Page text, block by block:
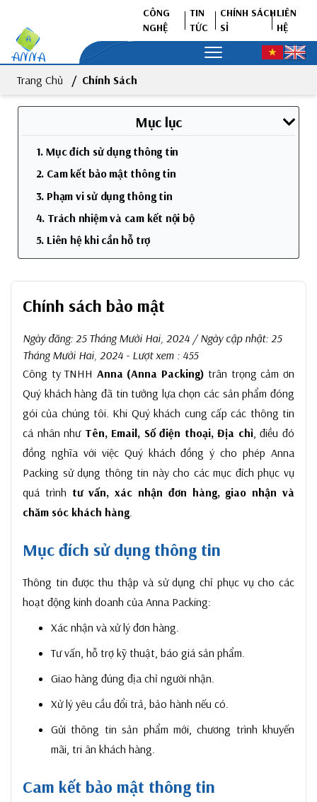
CÔNG
NGHỆ
TIN
TỨC
CHÍNH SÁCH
SỈ
LIÊN
HỆ
Trang Chủ Chính Sách
Mục lục
1. Mục đích sử dụng thông tin
2. Cam kết bảo mật thông tin
3. Phạm vi sử dụng thông tin
4. Trách nhiệm và cam kết nội bộ
5. Liên hệ khi cần hỗ trợ
Chính sách bảo mật
Ngày đăng: 25 Tháng Mười Hai, 2024 / Ngày cập nhật: 25
Tháng Mười Hai, 2024 - Lượt xem : 455
Công ty TNHH Anna (Anna Packing) trân trọng cảm ơn
Quý khách hàng đã tin tưởng lựa chọn các sản phẩm đóng
gói của chúng tôi. Khi Quý khách cung cấp các thông tin
cá nhân như Tên, Email, Số điện thoại, Địa chỉ, điều đó
đồng nghĩa với việc Quý khách đồng ý cho phép Anna
Packing sử dụng thông tin này cho các mục đích phục vụ
quá trình tư vấn, xác nhận đơn hàng, giao nhận và
chăm sóc khách hàng.
Mục đích sử dụng thông tin
Thông tin được thu thập và sử dụng chỉ phục vụ cho các
hoạt động kinh doanh của Anna Packing:
Xác nhận và xử lý đơn hàng.
Tư vấn, hỗ trợ kỹ thuật, báo giá sản phẩm.
Giao hàng đúng địa chỉ người nhận.
Xử lý yêu cầu đổi trả, bảo hành nếu có.
Gửi thông tin sản phẩm mới, chương trình khuyến
mãi, tri ân khách hàng.
Cam kết bảo mật thông tin